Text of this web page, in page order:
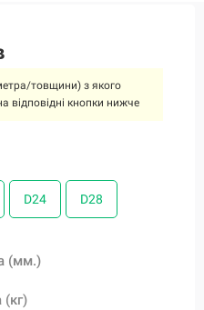
товщини) з якого
відповідні кнопки нижче
D24 D28
(мм.)
(кг)
D24 D28
(мм.)
(кг)
D24 D28
(мм.)
(кг)
D24 D28
(мм.)
(кг)
D24 D28
(мм.)
(кг)